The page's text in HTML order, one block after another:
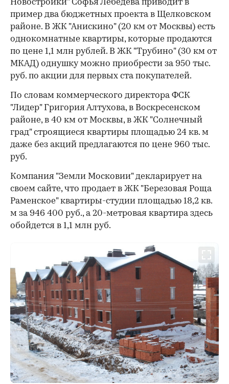
Новостройки" Софья Лебедева приводит в
пример два бюджетных проекта в Щелковском
районе. В ЖК "Анискино" (20 км от Москвы) есть
однокомнатные квартиры, которые продаются
по цене 1,1 млн рублей. В ЖК "Трубино" (30 км от
МКАД) однушку можно приобрести за 950 тыс.
руб. по акции для первых ста покупателей.
По словам коммерческого директора ФСК
"Лидер" Григория Алтухова, в Воскресенском
районе, в 40 км от Москвы, в ЖК "Солнечный
град" строящиеся квартиры площадью 24 кв. м
даже без акций предлагаются по цене 960 тыс.
руб.
Компания "Земли Московии" декларирует на
своем сайте, что продает в ЖК "Березовая Роща
Раменское" квартиры-студии площадью 18,2 кв.
м за 946 400 руб., а 20-метровая квартира здесь
обойдется в 1,1 млн руб.